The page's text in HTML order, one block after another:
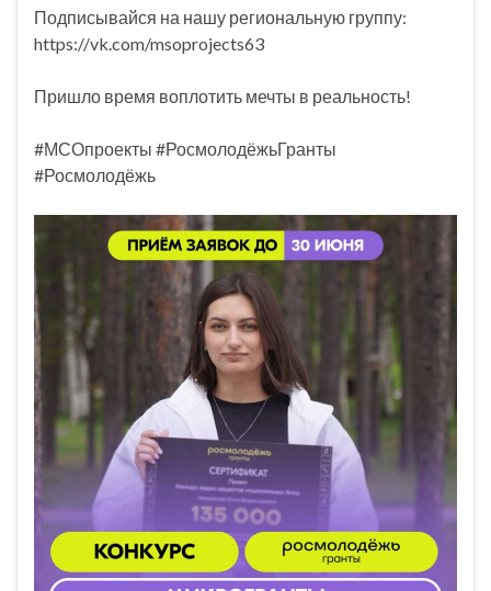
Подписывайся на нашу региональную группу:
https://vk.com/msoprojects63
Пришло время воплотить мечты в реальность!
#МСОпроекты #РосмолодёжьГранты
#Росмолодёжь